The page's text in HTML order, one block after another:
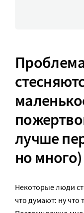
лучше
но много)
Некоторые люди
что думают: ну что